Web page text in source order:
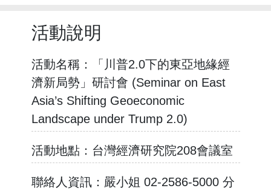
活動說明
活動名稱：
「川普2.0下的東亞地緣經
濟新局勢」研討會 (Seminar on East
Asia’s Shifting Geoeconomic
Landscape under Trump 2.0)
活動地點： 台灣經濟研究院208會議室
聯絡人資訊： 嚴小姐 02-2586-5000 分